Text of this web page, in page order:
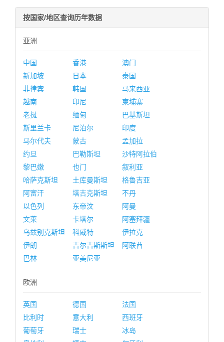
按国家/地区查询历年数据
亚洲
中国 香港
澳门
新加坡
日本
泰国
菲律宾
韩国
马来西亚
越南
印尼
柬埔寨
老挝
缅甸
巴基斯坦
斯里兰卡
尼泊尔
印度
马尔代夫
蒙古
孟加拉
约旦
巴勒斯坦
沙特阿拉伯
黎巴嫩
也门
叙利亚
哈萨克斯坦
土库曼斯坦
格鲁吉亚
阿富汗
塔吉克斯坦
不丹
以色列
东帝汶
阿曼
文莱
卡塔尔
阿塞拜疆
乌兹别克斯坦
科威特
伊拉克
伊朗
吉尔吉斯斯坦
阿联酋
巴林
亚美尼亚
欧洲
英国 德国
法国
比利时
意大利
西班牙
葡萄牙
瑞士
冰岛